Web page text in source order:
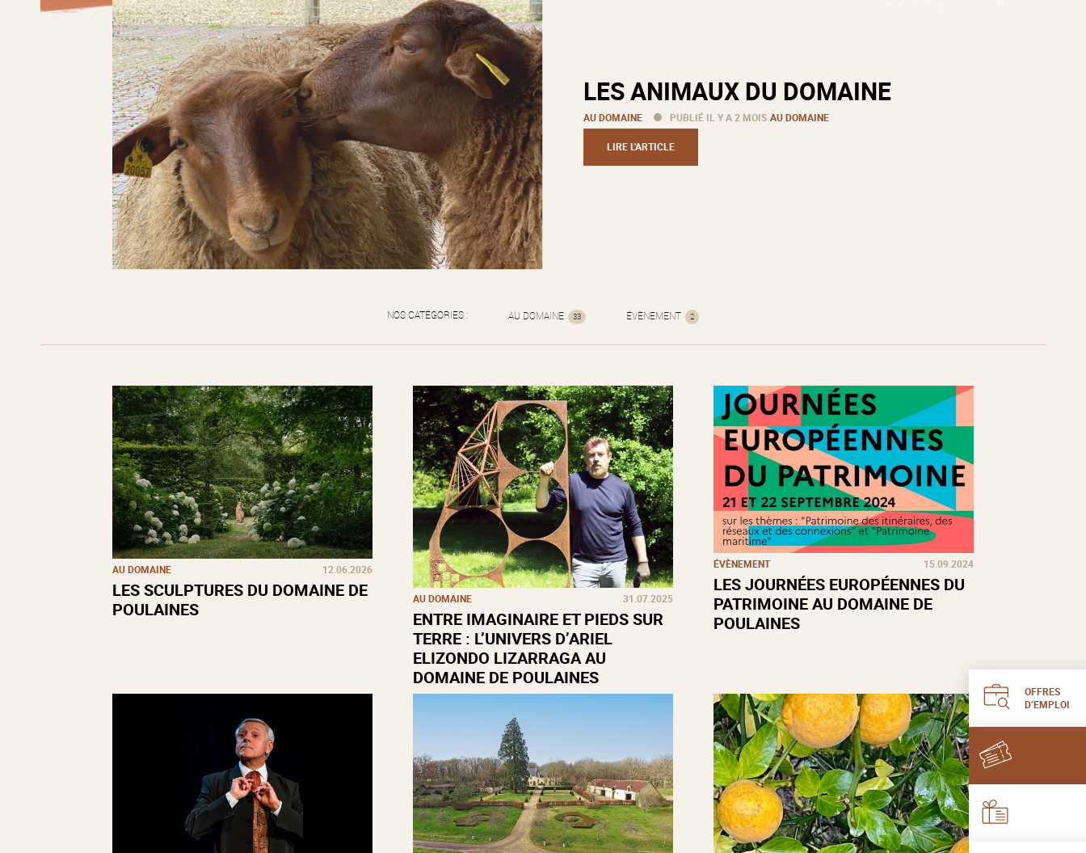
OFFRES
D’EMPLOI
LES ANIMAUX DU DOMAINE
AU DOMAINE PUBLIÉ IL Y A 2 MOIS AU DOMAINE
LIRE L'ARTICLE
NOS CATÉGORIES : AU DOMAINE 33 ÉVÈNEMENT 2
AU DOMAINE 12.06.2026
LES SCULPTURES DU DOMAINE DE
POULAINES
AU DOMAINE 31.07.2025
ENTRE IMAGINAIRE ET PIEDS SUR
TERRE : L’UNIVERS D’ARIEL
ELIZONDO LIZARRAGA AU
DOMAINE DE POULAINES
ÉVÈNEMENT 15.09.2024
LES JOURNÉES EUROPÉENNES DU
PATRIMOINE AU DOMAINE DE
POULAINES